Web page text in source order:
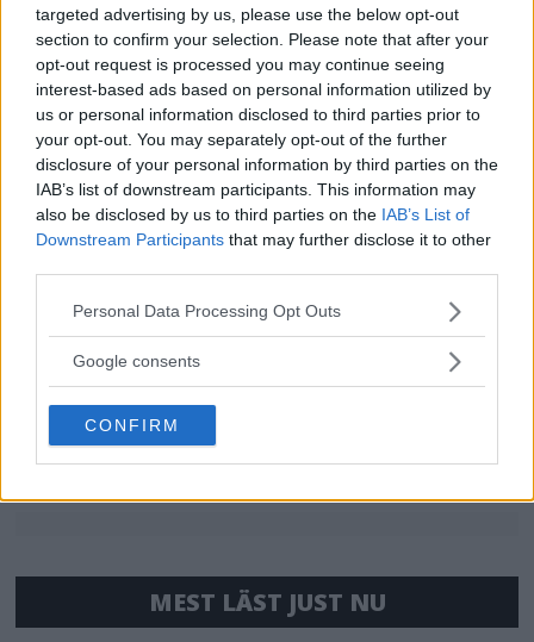
targeted advertising by us, please use the below opt-out
section to confirm your selection. Please note that after your
opt-out request is processed you may continue seeing
interest-based ads based on personal information utilized by
us or personal information disclosed to third parties prior to
your opt-out. You may separately opt-out of the further
disclosure of your personal information by third parties on the
IAB’s list of downstream participants. This information may
also be disclosed by us to third parties on the IAB’s List of
Downstream Participants that may further disclose it to other
Please note that this website/app uses one or more Google
not limited to your visit or usage behaviour. You may click to
use your data for below specified purposes in below Google
consent section.
Personal Data Processing Opt Outs
Google consents
CONFIRM
OM System lanserar
gratislån av kameror &
objektiv i Sverige
OM System lanserar nu "Test & Wow"-
programmet i Sverige, vilket gör det möjligt
att låna hem kameror och objektiv under fem
dagar för att se hur utrustningen passar dina
behov.
MEST LÄST JUST NU